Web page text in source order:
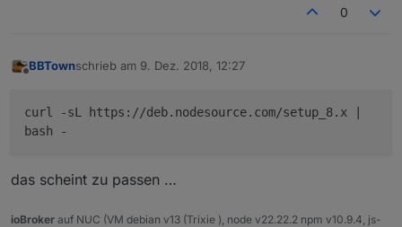
0
BBTownschrieb am 9. Dez. 2018, 12:27
zuletzt editiert von
curl -sL https://deb.nodesource.com/setup_8.x |
bash -
das scheint zu passen …
ioBroker auf NUC (VM debian v13 (Trixie ), node v22.22.2 npm v10.9.4, js-